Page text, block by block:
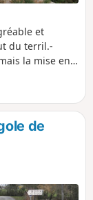
et
du terril.-
la mise en
de